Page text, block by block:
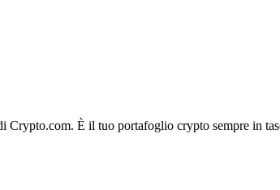
È il tuo portafoglio crypto sempre in